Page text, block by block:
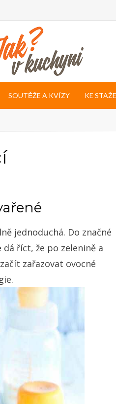
SOUTĚŽE A KVÍZY KE
jednoduchá. Do značné
říct, že po zelenině a
zařazovat ovocné